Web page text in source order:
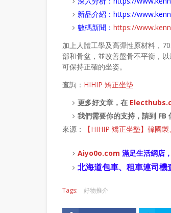
新品介紹： https://
數碼新聞： https://
加上人體工學及高彈性原材料，
部和骨盆，並改善盤骨不平衡，
可保持正確的坐姿。
查詢： HIHIP 矯正坐墊
更多好文章，在
我們需要你的支持，請到 FB
來源：
【HIHIP 矯正坐墊】韓國
Aiyo0o.com 滿足生活網店，
北海道包車、租車連司機
Tags: 好物推介